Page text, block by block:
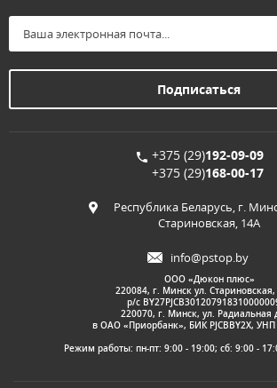
+375 (29)192-09-09
+375 (29)168-00-17
Республика Беларусь, г.
Стариновская, 14А
info@pstop.by
ООО «Дюкон плюс»
220084, г. Минск ул.
р/с
220070, г. Минск, ул. Радиальная
в ОАО «Приорбанк», БИК PJCBBY2X,
Режим работы: пн-пт: 9:00 - 19:00; сб: 9:00 -